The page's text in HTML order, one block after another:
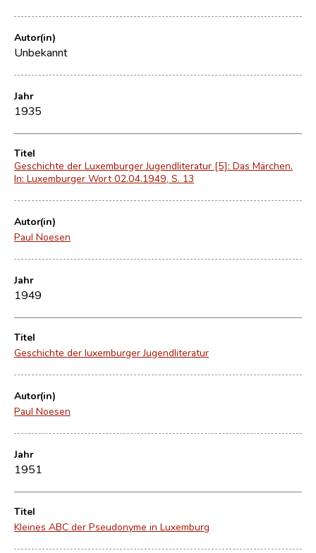
Autor(in)
Unbekannt
Jahr
1935
Titel
Geschichte der Luxemburger Jugendliteratur [5]: Das Märchen.
In: Luxemburger Wort 02.04.1949, S. 13
Autor(in)
Paul Noesen
Jahr
1949
Titel
Geschichte der luxemburger Jugendliteratur
Autor(in)
Paul Noesen
Jahr
1951
Titel
Kleines ABC der Pseudonyme in Luxemburg